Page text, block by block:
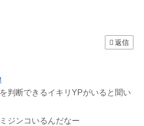
返信
判断できるイキリYPがいると聞い
ジンコいるんだなー